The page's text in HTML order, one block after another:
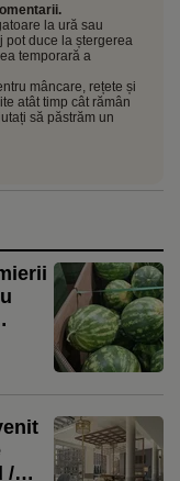
la ură sau
pot duce la ștergerea
temporară a
mâncare, rețete și
atât timp cât rămân
să păstrăm un
/